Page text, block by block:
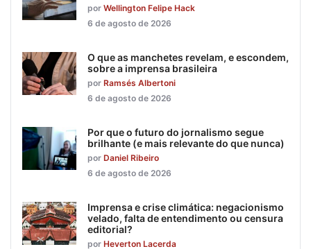
por Wellington Felipe Hack
6 de agosto de 2026
O que as manchetes revelam, e escondem,
sobre a imprensa brasileira
por Ramsés Albertoni
6 de agosto de 2026
Por que o futuro do jornalismo segue
brilhante (e mais relevante do que nunca)
por Daniel Ribeiro
6 de agosto de 2026
Imprensa e crise climática: negacionismo
velado, falta de entendimento ou censura
editorial?
por Heverton Lacerda